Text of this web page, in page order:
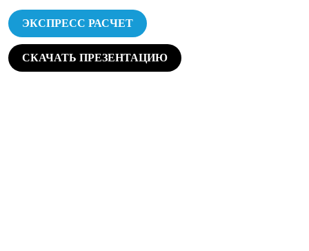
ЭКСПРЕСС РАСЧЕТ
СКАЧАТЬ ПРЕЗЕНТАЦИЮ